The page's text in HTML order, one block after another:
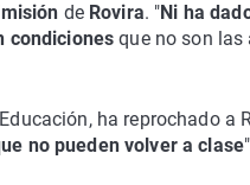
de Rovira. "Ni ha
condiciones que no son las
ha reprochado a
no pueden volver a clase